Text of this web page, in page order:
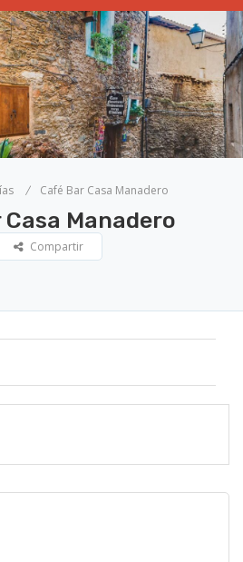
Café Bar Casa Manadero
Manadero
Compartir